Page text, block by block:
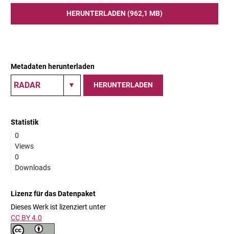
HERUNTERLADEN (962,1 MB)
Metadaten herunterladen
HERUNTERLADEN
Statistik
0
Views
0
Downloads
Lizenz für das Datenpaket
Dieses Werk ist lizenziert unter
CC BY 4.0